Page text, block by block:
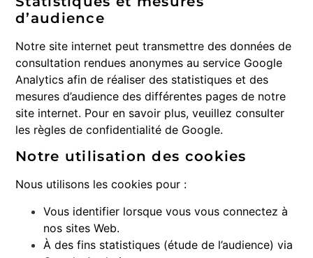
d’audience
Notre site internet peut transmettre des données de
consultation rendues anonymes au service Google
Analytics afin de réaliser des statistiques et des
mesures d’audience des différentes pages de notre
site internet. Pour en savoir plus, veuillez consulter
les règles de confidentialité de Google.
Notre utilisation des cookies
Nous utilisons les cookies pour :
Vous identifier lorsque vous vous connectez à
nos sites Web.
À des fins statistiques (étude de l’audience) via